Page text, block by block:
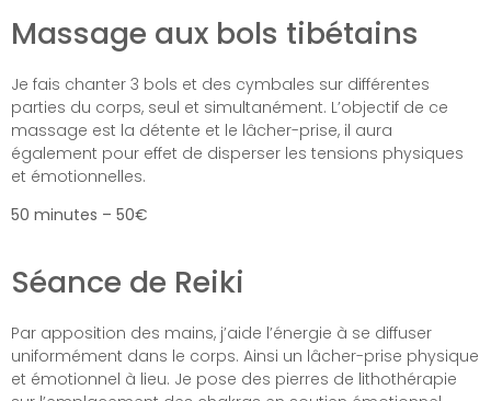
Massage aux bols tibétains
Je fais chanter 3 bols et des cymbales sur différentes
parties du corps, seul et simultanément. L’objectif de ce
massage est la détente et le lâcher-prise, il aura
également pour effet de disperser les tensions physiques
et émotionnelles.
50 minutes – 50€
Séance de Reiki
Par apposition des mains, j’aide l’énergie à se diffuser
uniformément dans le corps. Ainsi un lâcher-prise physique
et émotionnel à lieu. Je pose des pierres de lithothérapie